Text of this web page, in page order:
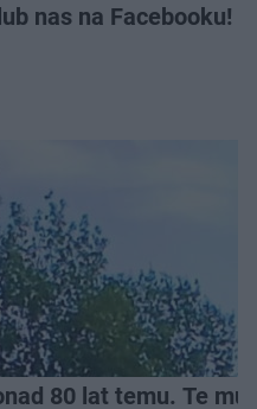
nas na Facebooku!
80 lat temu. Te